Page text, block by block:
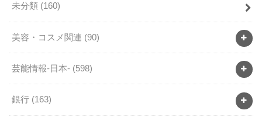
未分類 (160)
美容・コスメ関連 (90)
芸能情報-日本- (598)
銀行 (163)